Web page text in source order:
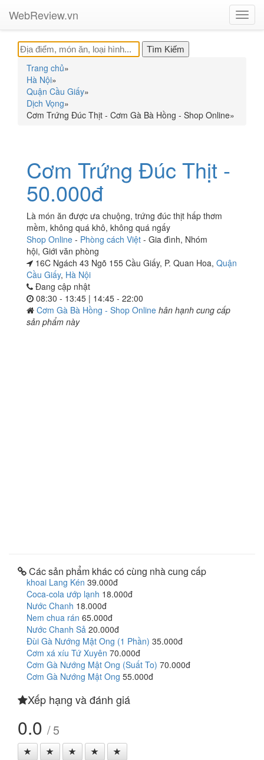
WebReview.vn
Trang chủ»
Hà Nội»
Quận Cầu Giấy»
Dịch Vọng»
Cơm Trứng Đúc Thịt - Cơm Gà Bà Hồng - Shop Online»
Cơm Trứng Đúc Thịt -
50.000đ
Là món ăn được ưa chuộng, trứng đúc thịt hấp thơm
mềm, không quá khô, không quá ngấy
Shop Online - Phòng cách Việt - Gia đình, Nhóm
hội, Giới văn phòng
16C Ngách 43 Ngõ 155 Cầu Giấy, P. Quan Hoa, Quận
Cầu Giấy, Hà Nội
Đang cập nhật
08:30 - 13:45 | 14:45 - 22:00
Cơm Gà Bà Hồng - Shop Online hân hạnh cung cấp
sản phẩm này
Các sản phẩm khác có cùng nhà cung cấp
khoai Lang Kén 39.000đ
Coca-cola ướp lạnh 18.000đ
Nước Chanh 18.000đ
Nem chua rán 65.000đ
Nước Chanh Sả 20.000đ
Đùi Gà Nướng Mật Ong (1 Phần) 35.000đ
Cơm xá xíu Tứ Xuyên 70.000đ
Cơm Gà Nướng Mật Ong (Suất To) 70.000đ
Cơm Gà Nướng Mật Ong 55.000đ
Xếp hạng và đánh giá
0.0 / 5